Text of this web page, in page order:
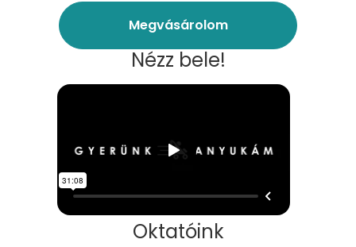
Megvásárolom
Nézz bele!
Oktatóink